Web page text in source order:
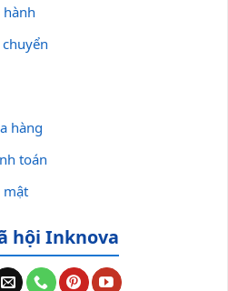
hàng
toán
mật
hội Inknova